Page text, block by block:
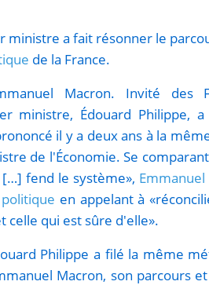
ministre a fait résonner le
de la France.
Macron. Invité des
ministre, Édouard Philippe,
il y a deux ans à la
de l'Économie. Se
fend le système»,
en appelant à
celle qui est sûre d'elle».
Philippe a filé la même
Macron, son parcours